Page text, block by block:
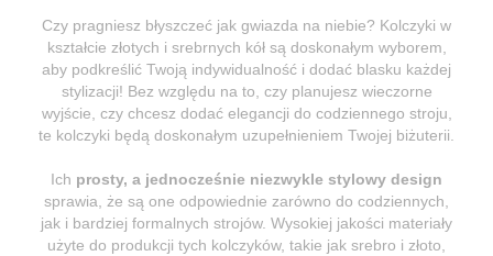
Czy pragniesz błyszczeć jak gwiazda na niebie? Kolczyki w
kształcie złotych i srebrnych kół są doskonałym wyborem,
aby podkreślić Twoją indywidualność i dodać blasku każdej
stylizacji! Bez względu na to, czy planujesz wieczorne
wyjście, czy chcesz dodać elegancji do codziennego stroju,
te kolczyki będą doskonałym uzupełnieniem Twojej biżuterii.
Ich prosty, a jednocześnie niezwykle stylowy design
sprawia, że są one odpowiednie zarówno do codziennych,
jak i bardziej formalnych strojów. Wysokiej jakości materiały
użyte do produkcji tych kolczyków, takie jak srebro i złoto,